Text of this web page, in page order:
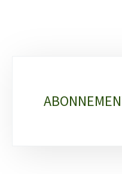
rubriques